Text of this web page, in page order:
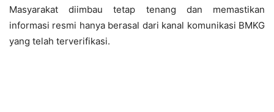
Masyarakat diimbau tetap tenang dan memastikan
informasi resmi hanya berasal dari kanal komunikasi BMKG
yang telah terverifikasi.